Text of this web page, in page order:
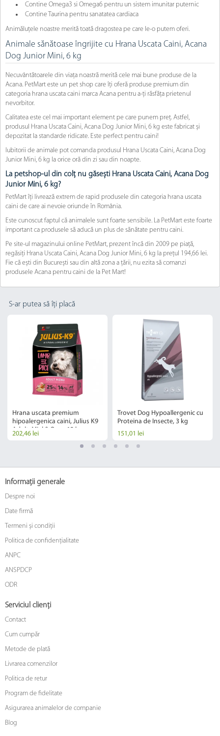
Contine Omega3 si Omega6 pentru un sistem imunitar puternic
Contine Taurina pentru sanatatea cardiaca
Animăluțele noastre merită toată dragostea pe care le-o putem oferi.
Animale sănătoase îngrijite cu Hrana Uscata Caini, Acana
Dog Junior Mini, 6 kg
Necuvântătoarele din viața noastră merită cele mai bune produse de la
Acana. PetMart este un pet shop care îți oferă produse premium din
categoria hrana uscata caini marca Acana pentru a-ți răsfăța prietenul
nevorbitor.
Calitatea este cel mai important element pe care punem preț. Astfel,
produsul Hrana Uscata Caini, Acana Dog Junior Mini, 6 kg este fabricat și
depozitat la standarde ridicate. Este perfect pentru caini!
Iubitorii de animale pot comanda produsul Hrana Uscata Caini, Acana Dog
Junior Mini, 6 kg la orice oră din zi sau din noapte.
La petshop-ul din colț nu găsești Hrana Uscata Caini, Acana Dog
Junior Mini, 6 kg?
PetMart îți livrează extrem de rapid produsele din categoria hrana uscata
caini de care ai nevoie oriunde în România.
Este cunoscut faptul că animalele sunt foarte sensibile. La PetMart este foarte
important ca produsele să aducă un plus de sănătate pentru caini.
Pe site-ul magazinului online PetMart, prezent încă din 2009 pe piață,
regăsiți Hrana Uscata Caini, Acana Dog Junior Mini, 6 kg la prețul 194,66 lei.
Fie că ești din București sau din altă zona a țării, nu ezita să comanzi
produsele Acana pentru caini de la Pet Mart!
S-ar putea să îți placă
Hrana uscata premium
hipoalergenica caini, Julius K9
Adult, Miel & Orez, 12 kg
202,46 lei
Trovet Dog Hypoallergenic cu
Proteina de Insecte, 3 kg
151,01 lei
Informații generale
Despre noi
Date firmă
Termeni și condiții
Politica de confidențialitate
ANPC
ANSPDCP
ODR
Serviciul clienți
Contact
Cum cumpăr
Metode de plată
Livrarea comenzilor
Politica de retur
Program de fidelitate
Asigurarea animalelor de companie
Blog